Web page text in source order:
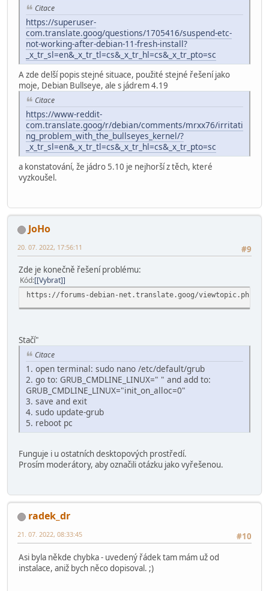
Citace
https://superuser-
com.translate.goog/questions/1705416/suspend-etc-
not-working-after-debian-11-fresh-install?
_x_tr_sl=en&_x_tr_tl=cs&_x_tr_hl=cs&_x_tr_pto=sc
A zde delší popis stejné situace, použité stejné řešení jako
moje, Debian Bullseye, ale s jádrem 4.19
Citace
https://www-reddit-
com.translate.goog/r/debian/comments/mrxx76/irritati
ng_problem_with_the_bullseyes_kernel/?
_x_tr_sl=en&_x_tr_tl=cs&_x_tr_hl=cs&_x_tr_pto=sc
a konstatování, že jádro 5.10 je nejhorší z těch, které
vyzkoušel.
JoHo
#9
20. 07. 2022, 17:56:11
Zde je konečně řešení problému:
Kód [Vybrat]
https://forums-debian-net.translate.goog/
Stačí"
Citace
1. open terminal: sudo nano /etc/default/grub
2. go to: GRUB_CMDLINE_LINUX=" " and add to:
GRUB_CMDLINE_LINUX="init_on_alloc=0"
3. save and exit
4. sudo update-grub
5. reboot pc
Funguje i u ostatních desktopových prostředí.
Prosím moderátory, aby označili otázku jako vyřešenou.
radek_dr
#10
21. 07. 2022, 08:33:45
Asi byla někde chybka - uvedený řádek tam mám už od
instalace, aniž bych něco dopisoval. ;)